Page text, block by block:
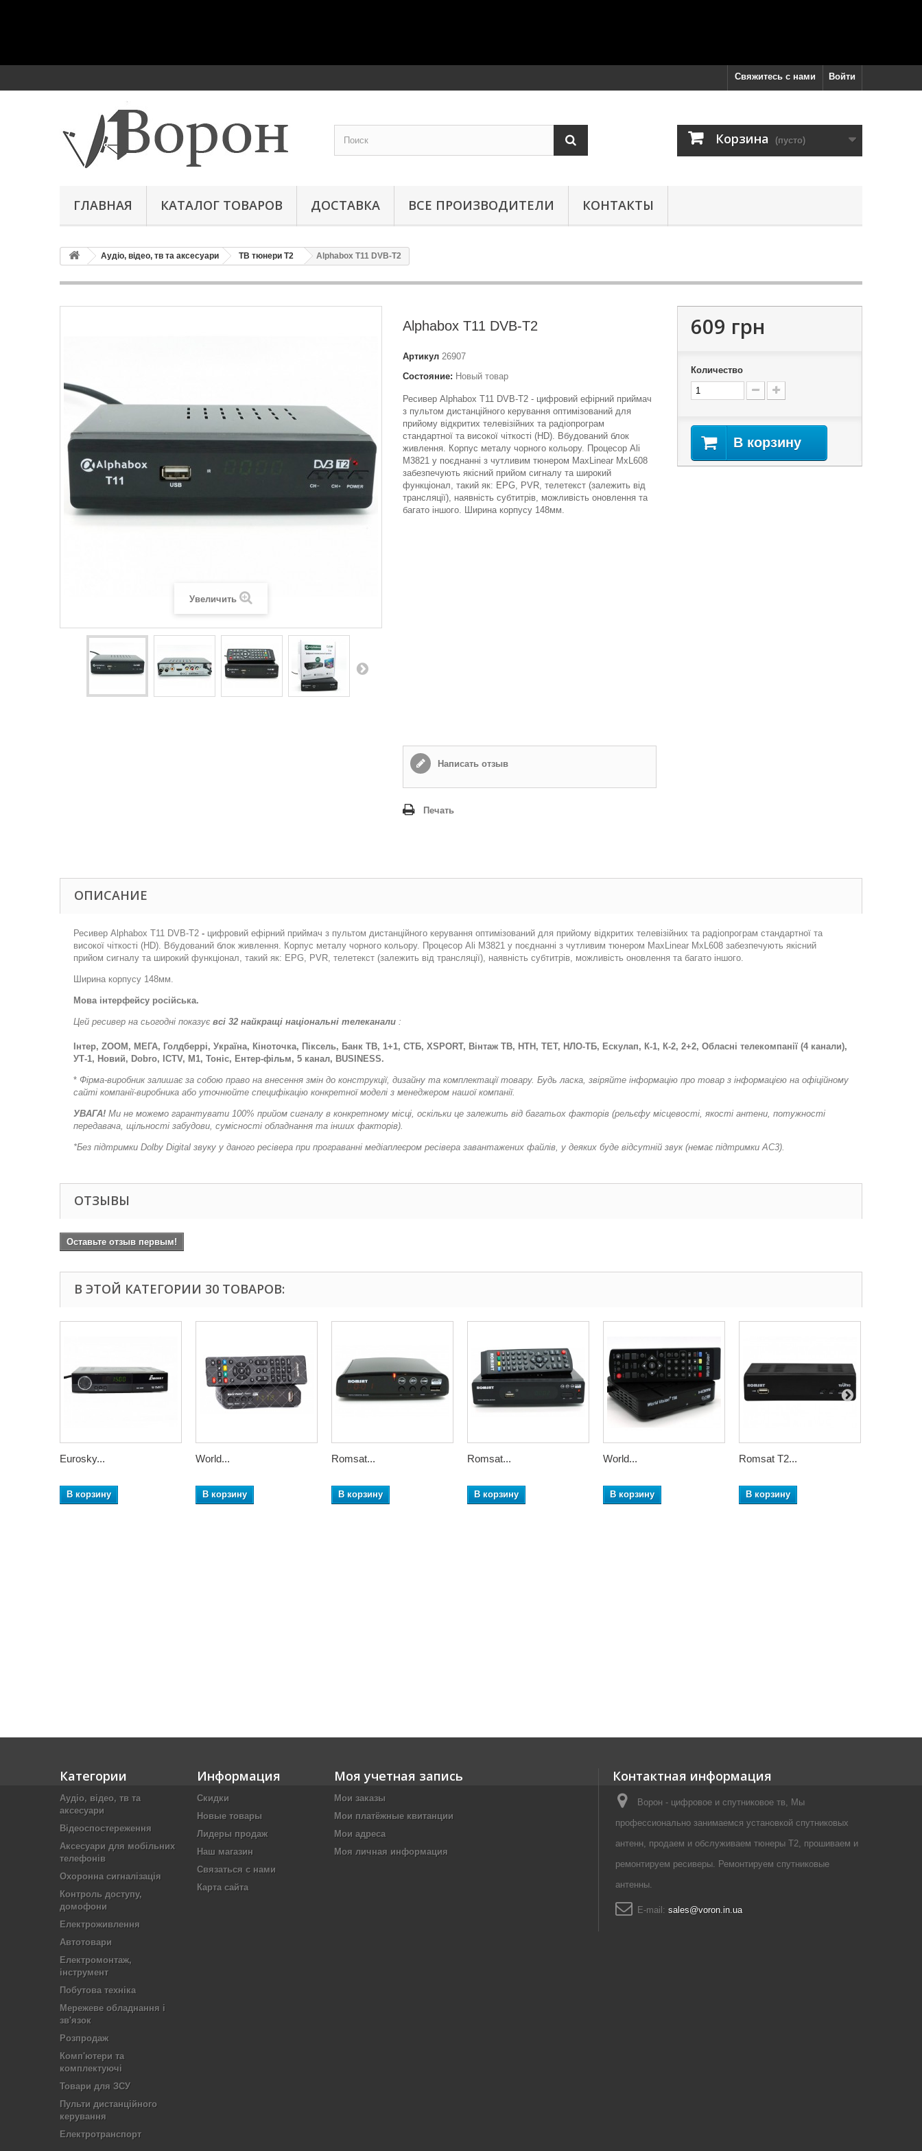
Войти
Свяжитесь с нами
Корзина (пусто)
ГЛАВНАЯ КАТАЛОГ ТОВАРОВ ДОСТАВКА ВСЕ ПРОИЗВОДИТЕЛИ КОНТАКТЫ
Аудіо, відео, тв та аксесуари ТВ тюнери Т2 Alphabox T11 DVB-T2
Увеличить
Alphabox T11 DVB-T2
Артикул 26907
Состояние: Новый товар
Ресивер Alphabox T11 DVB-T2 - цифровий ефірний приймач
з пультом дистанційного керування оптимізований для
прийому відкритих телевізійних та радіопрограм
стандартної та високої чіткості (HD). Вбудований блок
живлення. Корпус металу чорного кольору. Процесор Ali
M3821 у поєднанні з чутливим тюнером MaxLinear MxL608
забезпечують якісний прийом сигналу та широкий
функціонал, такий як: EPG, PVR, телетекст (залежить від
трансляції), наявність субтитрів, можливість оновлення та
багато іншого. Ширина корпусу 148мм.
Написать отзыв
Печать
609 грн
Количество
В корзину
ОПИСАНИЕ
Ресивер Alphabox T11 DVB-T2 - цифровий ефірний приймач з пультом дистанційного керування оптимізований для прийому відкритих телевізійних та радіопрограм стандартної та
високої чіткості (HD). Вбудований блок живлення. Корпус металу чорного кольору. Процесор Ali M3821 у поєднанні з чутливим тюнером MaxLinear MxL608 забезпечують якісний
прийом сигналу та широкий функціонал, такий як: EPG, PVR, телетекст (залежить від трансляції), наявність субтитрів, можливість оновлення та багато іншого.
Ширина корпусу 148мм.
Мова інтерфейсу російська.
Цей ресивер на сьогодні показує всі 32 найкращі національні телеканали :
Інтер, ZOOM, МЕГА, Голдберрі, Україна, Кіноточка, Піксель, Банк ТВ, 1+1, СТБ, ХSPORT, Вінтаж ТВ, НТН, ТЕТ, НЛО-ТБ, Ескулап, К-1, К-2, 2+2, Обласні телекомпанії (4 канали),
УТ-1, Новий, Dobro, ICTV, M1, Тоніс, Ентер-фільм, 5 канал, BUSINESS.
* Фірма-виробник залишає за собою право на внесення змін до конструкції, дизайну та комплектації товару. Будь ласка, звіряйте інформацію про товар з інформацією на офіційному
сайті компанії-виробника або уточнюйте специфікацію конкретної моделі з менеджером нашої компанії.
УВАГА! Ми не можемо гарантувати 100% прийом сигналу в конкретному місці, оскільки це залежить від багатьох факторів (рельєфу місцевості, якості антени, потужності
передавача, щільності забудови, сумісності обладнання та інших факторів).
*Без підтримки Dolby Digital звуку у даного ресівера при програванні медіаплеєром ресівера завантажених файлів, у деяких буде відсутній звук (немає підтримки AC3).
ОТЗЫВЫ
Оставьте отзыв первым!
В ЭТОЙ КАТЕГОРИИ 30 ТОВАРОВ:
Eurosky...
В корзину
World...
В корзину
Romsat...
В корзину
Romsat...
В корзину
World...
В корзину
Romsat T2...
В корзину
Категории
Аудіо, відео, тв та
аксесуари
Відеоспостереження
Аксесуари для мобільних
телефонів
Охоронна сигналізація
Контроль доступу,
домофони
Електроживлення
Автотовари
Електромонтаж,
інструмент
Побутова техніка
Мережеве обладнання і
зв'язок
Розпродаж
Комп'ютери та
комплектуючі
Товари для ЗСУ
Пульти дистанційного
керування
Електротранспорт
Информация
Скидки
Новые товары
Лидеры продаж
Наш магазин
Связаться с нами
Карта сайта
Моя учетная запись
Мои заказы
Мои платёжные квитанции
Мои адреса
Моя личная информация
Контактная информация
Ворон - цифровое и спутниковое тв, Мы
профессионально занимаемся установкой спутниковых
антенн, продаем и обслуживаем тюнеры Т2, прошиваем и
ремонтируем ресиверы. Ремонтируем спутниковые
антенны.
E-mail: sales@voron.in.ua